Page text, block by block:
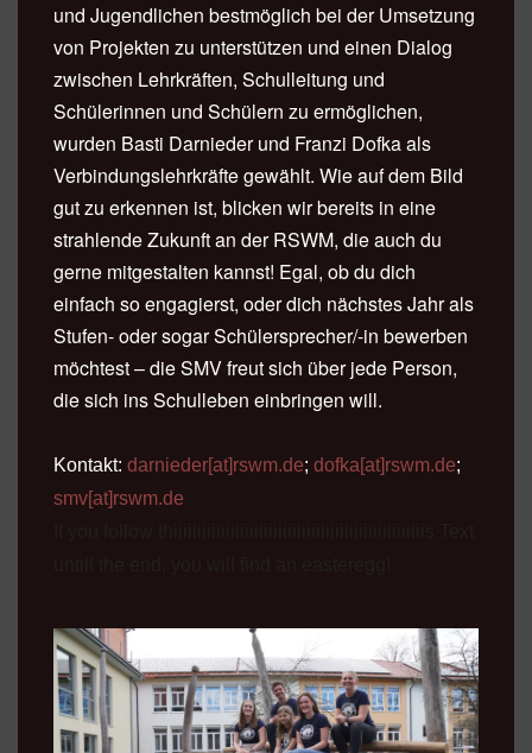
und Jugendlichen bestmöglich bei der Umsetzung
von Projekten zu unterstützen und einen Dialog
zwischen Lehrkräften, Schulleitung und
Schülerinnen und Schülern zu ermöglichen,
wurden Basti Darnieder und Franzi Dofka als
Verbindungslehrkräfte gewählt. Wie auf dem Bild
gut zu erkennen ist, blicken wir bereits in eine
strahlende Zukunft an der RSWM, die auch du
gerne mitgestalten kannst! Egal, ob du dich
einfach so engagierst, oder dich nächstes Jahr als
Stufen- oder sogar Schülersprecher/-in bewerben
möchtest – die SMV freut sich über jede Person,
die sich ins Schulleben einbringen will.
Kontakt: darnieder[at]rswm.de; dofka[at]rswm.de;
smv[at]rswm.de